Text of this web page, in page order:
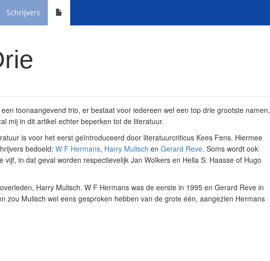
Schrijvers
toonaangevend trio, er bestaat voor iedereen wel een top drie grootste namen,
mij in dit artikel echter beperken tot de literatuur.
is voor het eerst geïntroduceerd door literatuurcriticus Kees Fens. Hiermee
bedoeld; W F Hermans, Harry Mulisch en Gerard Reve. Soms wordt ook
in dat geval worden respectievelijk Jan Wolkers en Hella S. Haasse of Hugo
Harry Mulisch. W F Hermans was de eerste in 1995 en Gerard Reve in
zou Mulisch wel eens gesproken hebben van de grote één, aangezien Hermans